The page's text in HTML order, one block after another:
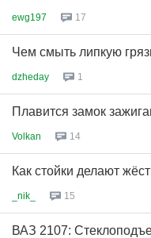
ewg197 17
Чем смыть липкую
dzheday 1
Плавится замок
Volkan 14
Как стойки делают
_nik_ 15
ВАЗ 2107: